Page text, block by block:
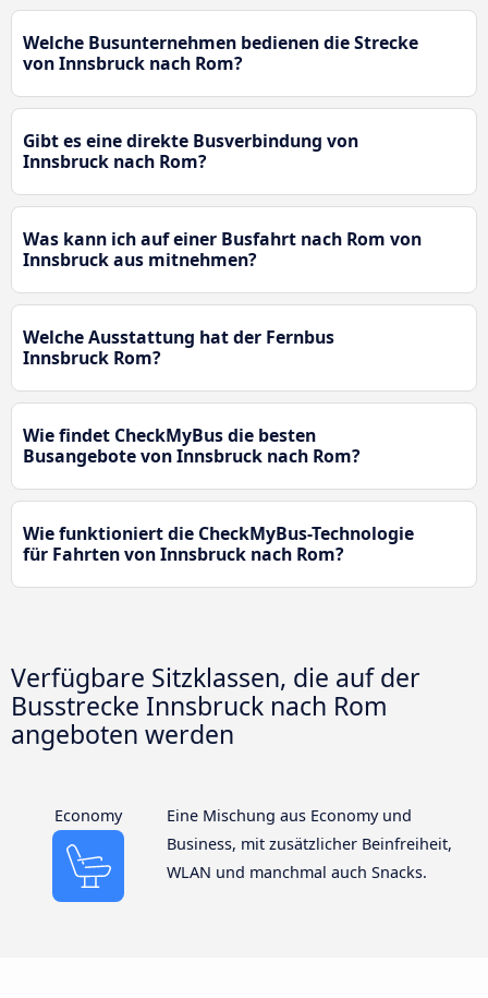
Welche Busunternehmen bedienen die Strecke
von Innsbruck nach Rom?
Gibt es eine direkte Busverbindung von
Innsbruck nach Rom?
Was kann ich auf einer Busfahrt nach Rom von
Innsbruck aus mitnehmen?
Welche Ausstattung hat der Fernbus
Innsbruck Rom?
Wie findet CheckMyBus die besten
Busangebote von Innsbruck nach Rom?
Wie funktioniert die CheckMyBus-Technologie
für Fahrten von Innsbruck nach Rom?
Verfügbare Sitzklassen, die auf der
Busstrecke Innsbruck nach Rom
angeboten werden
Economy
Eine Mischung aus Economy und
Business, mit zusätzlicher Beinfreiheit,
WLAN und manchmal auch Snacks.